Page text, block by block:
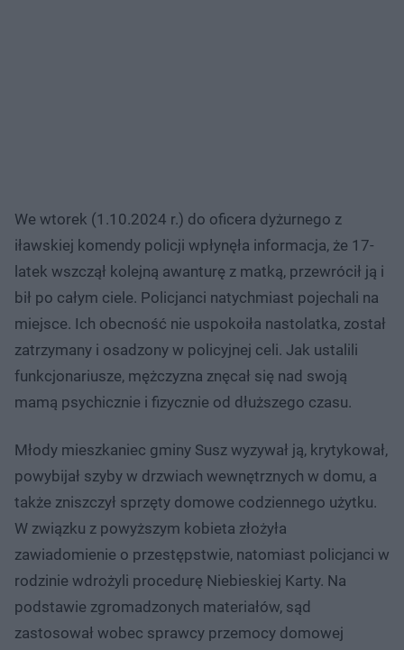
We wtorek (1.10.2024 r.) do oficera dyżurnego z
iławskiej komendy policji wpłynęła informacja, że 17-
latek wszczął kolejną awanturę z matką, przewrócił ją i
bił po całym ciele. Policjanci natychmiast pojechali na
miejsce. Ich obecność nie uspokoiła nastolatka, został
zatrzymany i osadzony w policyjnej celi. Jak ustalili
funkcjonariusze, mężczyzna znęcał się nad swoją
mamą psychicznie i fizycznie od dłuższego czasu.
Młody mieszkaniec gminy Susz wyzywał ją, krytykował,
powybijał szyby w drzwiach wewnętrznych w domu, a
także zniszczył sprzęty domowe codziennego użytku.
W związku z powyższym kobieta złożyła
zawiadomienie o przestępstwie, natomiast policjanci w
rodzinie wdrożyli procedurę Niebieskiej Karty. Na
podstawie zgromadzonych materiałów, sąd
zastosował wobec sprawcy przemocy domowej